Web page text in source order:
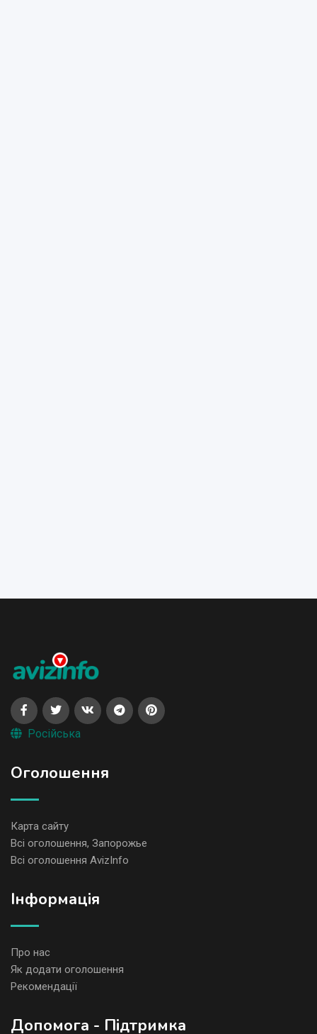
Російська
Оголошення
Карта сайту
Всі оголошення, Запорожье
Всі оголошення AvizInfo
Iнформація
Про нас
Як додати оголошення
Рекомендації
Допомога - Підтримка